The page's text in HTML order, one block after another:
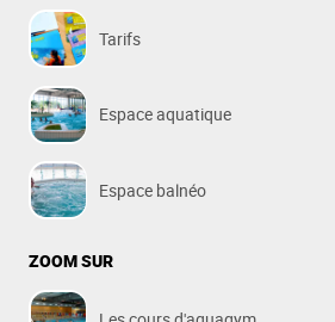
Tarifs
Espace aquatique
Espace balnéo
ZOOM SUR